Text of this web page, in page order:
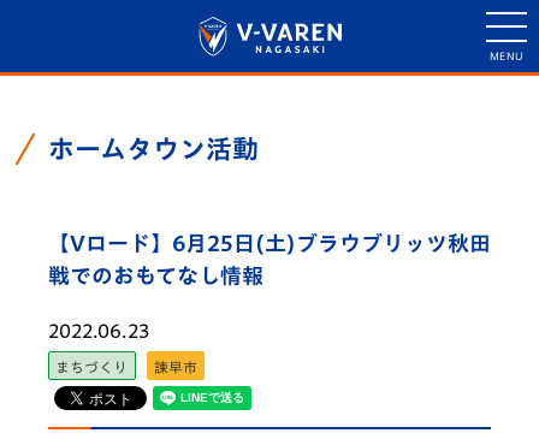
ホームタウン活動
【Vロード】6月25日(土)ブラウブリッツ秋田
戦でのおもてなし情報
2022.06.23
まちづくり 諫早市